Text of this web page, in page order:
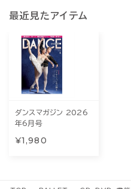
最近見たアイテム
ダンスマガジン 2026
年6月号
¥1,980